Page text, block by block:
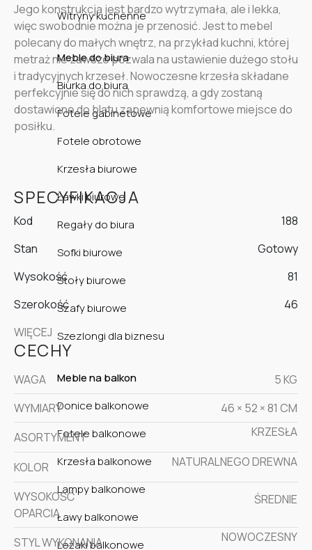
Witryny kuchenne
Meble do biura
Biurka do biura
Fotele gabinetowe
Fotele obrotowe
Krzesła biurowe
Ławki biurowe
Regały do biura
Sofki biurowe
Stoły biurowe
Szafy biurowe
Szezlongi dla biznesu
Meble na balkon
Donice balkonowe
Fotele balkonowe
Krzesła balkonowe
Lampy balkonowe
Ławy balkonowe
Leżaki balkonowe
Jego konstrukcja jest bardzo wytrzymała, ale i lekka,
więc swobodnie można je przenosić. Jest to mebel
polecany do małych wnętrz, na przykład kuchni, której
metraż nie zawsze pozwala na ustawienie dużego stołu
i tradycyjnych krzeseł. Nowoczesne krzesła składane
perfekcyjnie się do nich sprawdzą, a gdy zostaną
dostawione do blatu zapewnią komfortowe miejsce do
posiłku.
SPECYFIKACJA
Kod
188
Stan
Gotowy
Wysokość
81
Szerokość
46
WIĘCEJ
CECHY
WAGA
5 KG
WYMIARY
46 × 52 × 81 CM
ASORTYMENT
KRZESŁA
KOLOR NATURALNEGO DREWNA
WYSOKOŚĆ
OPARCIA
ŚREDNIE
STYL WYKONANIA NOWOCZESNY